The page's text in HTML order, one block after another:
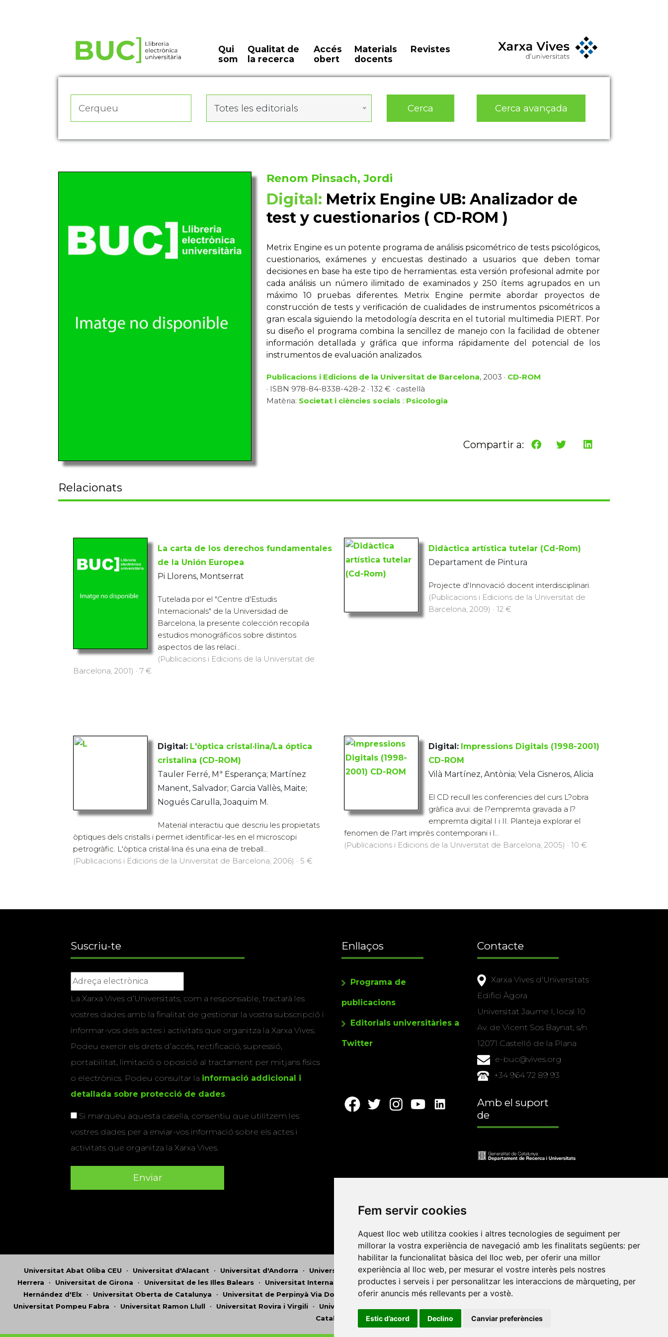
Fem servir cookies
Aquest lloc web utilitza cookies i altres tecnologies de seguiment per
millorar la vostra experiència de navegació amb les finalitats següents: per
habilitar la funcionalitat bàsica del lloc web, per oferir una millor
experiència al lloc web, per mesurar el vostre interès pels nostres
productes i serveis i per personalitzar les interaccions de màrqueting, per
oferir anuncis més rellevants per a vostè.
Estic d’acord Declino Canviar preferències
Qui
som
Qualitat de
la recerca
Accés
obert
Materials
docents
Revistes
Totes les editorials Cerca Cerca avançada
Renom Pinsach, Jordi
Digital: Metrix Engine UB: Analizador de
test y cuestionarios ( CD-ROM )
Metrix Engine es un potente programa de análisis psicométrico de tests psicológicos,
cuestionarios, exámenes y encuestas destinado a usuarios que deben tomar
decisiones en base ha este tipo de herramientas. esta versión profesional admite por
cada análisis un número ilimitado de examinados y 250 ítems agrupados en un
máximo 10 pruebas diferentes. Metrix Engine permite abordar proyectos de
construcción de tests y verificación de cualidades de instrumentos psicométricos a
gran escala siguiendo la metodología descrita en el tutorial multimedia PIERT. Por
su diseño el programa combina la sencillez de manejo con la facilidad de obtener
información detallada y gráfica que informa rápidamente del potencial de los
instrumentos de evaluación analizados.
Publicacions i Edicions de la Universitat de Barcelona, 2003 · CD-ROM
· ISBN 978-84-8338-428-2 · 132 € · castellà
Matèria: Societat i ciències socials : Psicologia
Compartir a:
Relacionats
La carta de los derechos fundamentales
de la Unión Europea
Pi Llorens, Montserrat
Tutelada por el "Centre d'Estudis
Internacionals" de la Universidad de
Barcelona, la presente colección recopila
estudios monográficos sobre distintos
aspectos de las relaci...
(Publicacions i Edicions de la Universitat de
Barcelona, 2001) · 7 €
Didàctica artística tutelar (Cd-Rom)
Departament de Pintura
Projecte d'Innovació docent interdisciplinari.
(Publicacions i Edicions de la Universitat de
Barcelona, 2009) · 12 €
Digital: L'òptica cristal·lina/La óptica
cristalina (CD-ROM)
Tauler Ferré, Mª Esperança; Martínez
Manent, Salvador; Garcia Vallès, Maite;
Nogués Carulla, Joaquim M.
Material interactiu que descriu les propietats
òptiques dels cristalls i permet identificar-les en el microscopi
petrogràfic. L'òptica cristal·lina és una eina de treball...
(Publicacions i Edicions de la Universitat de Barcelona, 2006) · 5 €
Digital: Impressions Digitals (1998-2001)
CD-ROM
Vilà Martínez, Antònia; Vela Cisneros, Alicia
El CD recull les conferencies del curs L?obra
gràfica avui: de l?empremta gravada a l?
empremta digital I i II. Planteja explorar el
fenomen de l?art imprès contemporani i l...
(Publicacions i Edicions de la Universitat de Barcelona, 2005) · 10 €
Suscriu-te
La Xarxa Vives d’Universitats, com a responsable, tractarà les
vostres dades amb la finalitat de gestionar la vostra subscripció i
informar-vos dels actes i activitats que organitza la Xarxa Vives.
Podeu exercir els drets d’accés, rectificació, supressió,
portabilitat, limitació o oposició al tractament per mitjans físics
o electrònics. Podeu consultar la informació addicional i
detallada sobre protecció de dades
Si marqueu aquesta casella, consentiu que utilitzem les
vostres dades per a enviar-vos informació sobre els actes i
activitats que organitza la Xarxa Vives.
Enllaços
Programa de
publicacions
Editorials universitàries a
Twitter
Contacte
Xarxa Vives d'Universitats
Edifici Àgora
Universitat Jaume I, local 10
Av. de Vicent Sos Baynat, s/n
12071 Castelló de la Plana
e-buc@vives.org
+34 964 72 89 93
Amb el suport
de
Universitat Abat Oliba CEU • Universitat d'Alacant • Universitat d'Andorra • Universitat Autònoma de Barcelona•Universitat de Barcelona•Universitat CEU Cardenal
Herrera • Universitat de Girona • Universitat de les Illes Balears • Universitat Internacional de Catalunya•Universitat Jaume I•Universitat de Lleida •Universitat Miguel
Hernández d'Elx • Universitat Oberta de Catalunya • Universitat de Perpinyà Via Domitia •Universitat Politècnica de Catalunya•Universitat Politècnica de València
Universitat Pompeu Fabra • Universitat Ramon Llull • Universitat Rovira i Virgili • Universitat de Sàsser
Catalunya